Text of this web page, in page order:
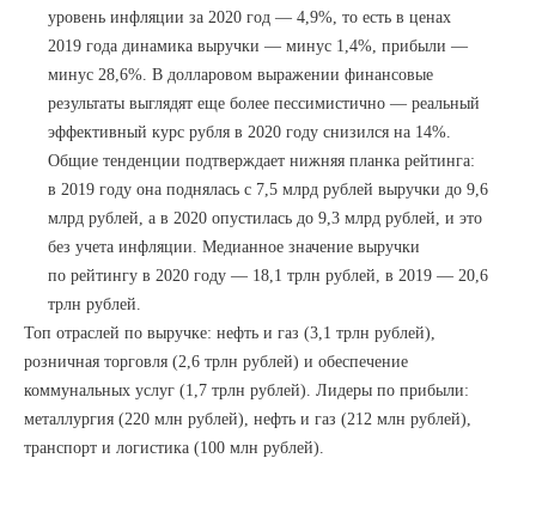
уровень инфляции за 2020 год — 4,9%, то есть в ценах
2019 года динамика выручки — минус 1,4%, прибыли —
минус 28,6%. В долларовом выражении финансовые
результаты выглядят еще более пессимистично — реальный
эффективный курс рубля в 2020 году снизился на 14%.
Общие тенденции подтверждает нижняя планка рейтинга:
в 2019 году она поднялась с 7,5 млрд рублей выручки до 9,6
млрд рублей, а в 2020 опустилась до 9,3 млрд рублей, и это
без учета инфляции. Медианное значение выручки
по рейтингу в 2020 году — 18,1 трлн рублей, в 2019 — 20,6
трлн рублей.
Топ отраслей по выручке: нефть и газ (3,1 трлн рублей),
розничная торговля (2,6 трлн рублей) и обеспечение
коммунальных услуг (1,7 трлн рублей). Лидеры по прибыли:
металлургия (220 млн рублей), нефть и газ (212 млн рублей),
транспорт и логистика (100 млн рублей).